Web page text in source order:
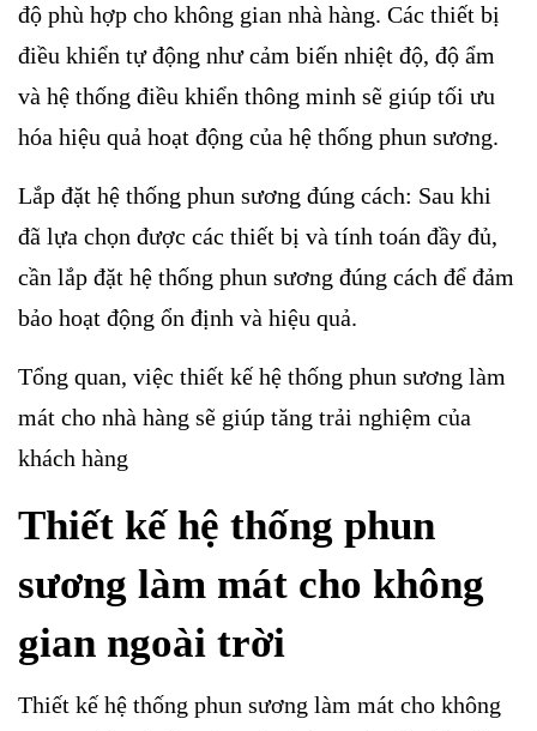
độ phù hợp cho không gian nhà hàng. Các thiết bị
điều khiển tự động như cảm biến nhiệt độ, độ ẩm
và hệ thống điều khiển thông minh sẽ giúp tối ưu
hóa hiệu quả hoạt động của hệ thống phun sương.
Lắp đặt hệ thống phun sương đúng cách: Sau khi
đã lựa chọn được các thiết bị và tính toán đầy đủ,
cần lắp đặt hệ thống phun sương đúng cách để đảm
bảo hoạt động ổn định và hiệu quả.
Tổng quan, việc thiết kế hệ thống phun sương làm
mát cho nhà hàng sẽ giúp tăng trải nghiệm của
khách hàng
Thiết kế hệ thống phun
sương làm mát cho không
gian ngoài trời
Thiết kế hệ thống phun sương làm mát cho không